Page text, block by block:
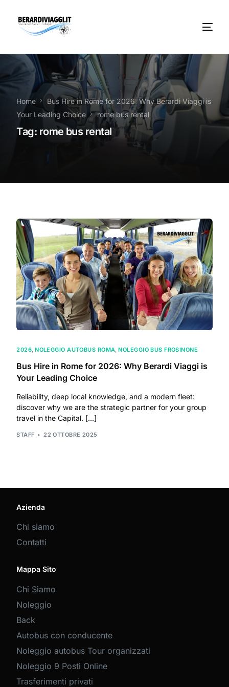
Home
Bus Hire in Rome for 2026: Why Berardi Viaggi is
Your Leading Choice
rome bus rental
Tag: rome bus rental
2026,NOLEGGIO AUTOBUS ROMA,NOLEGGIO BUS FROSINONE
Bus Hire in Rome for 2026: Why Berardi Viaggi is
Your Leading Choice
Reliability, deep local knowledge, and a modern fleet:
discover why we are the strategic partner for your group
travel in the Capital. […]
STAFF 22 OTTOBRE 2025
Azienda
Chi siamo
Contatti
Mappa Sito
Chi Siamo
Noleggio
Back
Autobus con conducente
Noleggio autobus Tour organizzati
Noleggio 9 Posti Online
Trasferimenti privati
Chi Siamo
Noleggio
Autobus servizi
Vacanze Viaggi Frosinone